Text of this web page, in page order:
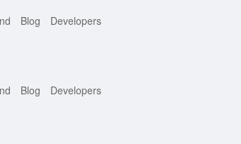
Blog
Developers
Blog
Developers